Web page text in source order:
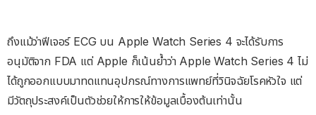
ถึงแม้ว่าฟีเจอร์ ECG บน Apple Watch Series 4 จะได้รับการ
อนุมัติจาก FDA แต่ Apple ก็เน้นย้ำว่า Apple Watch Series 4 ไม่
ได้ถูกออกแบบมาทดแทนอุปกรณ์ทางการแพทย์ที่วินิจฉัยโรคหัวใจ แต่
มีวัตถุประสงค์เป็นตัวช่วยให้การให้ข้อมูลเบื้องต้นเท่านั้น